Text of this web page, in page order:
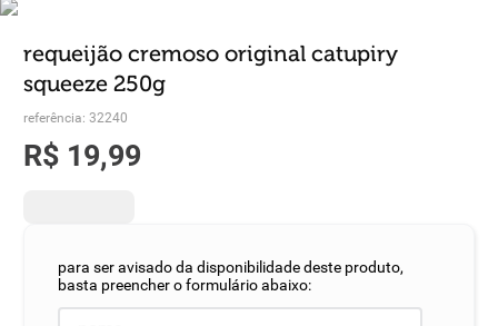
requeijão cremoso original catupiry
squeeze 250g
referência: 32240
R$ 19,99
iogurte
5º queijo
º macarrão